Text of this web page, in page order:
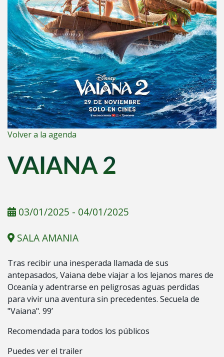
Volver a la agenda
VAIANA 2
03/01/2025 - 04/01/2025
SALA AMANIA
Tras recibir una inesperada llamada de sus
antepasados, Vaiana debe viajar a los lejanos mares de
Oceanía y adentrarse en peligrosas aguas perdidas
para vivir una aventura sin precedentes. Secuela de
"Vaiana". 99’
Recomendada para todos los públicos
Puedes ver el trailer